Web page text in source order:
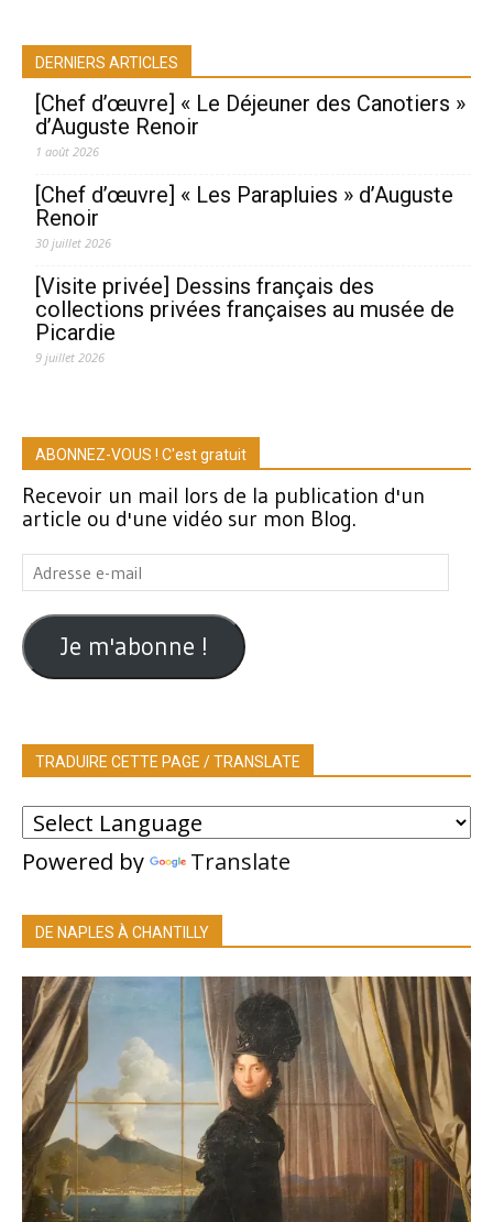
DERNIERS ARTICLES
[Chef d’œuvre] « Le Déjeuner des Canotiers »
d’Auguste Renoir
1 août 2026
[Chef d’œuvre] « Les Parapluies » d’Auguste
Renoir
30 juillet 2026
[Visite privée] Dessins français des
collections privées françaises au musée de
Picardie
9 juillet 2026
ABONNEZ-VOUS ! C'est gratuit
Recevoir un mail lors de la publication d'un
article ou d'une vidéo sur mon Blog.
Adresse
e-
mail
Je m'abonne !
TRADUIRE CETTE PAGE / TRANSLATE
Powered by Translate
DE NAPLES À CHANTILLY